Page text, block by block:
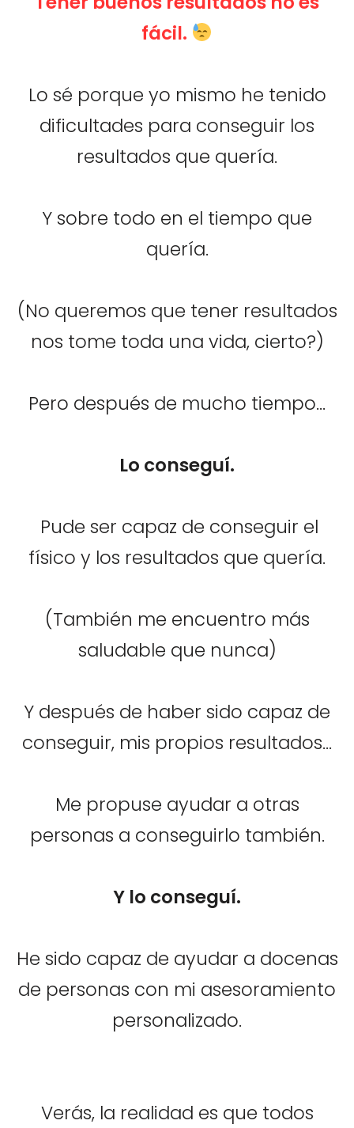
fácil.
Lo sé porque yo mismo he tenido
dificultades para conseguir los
resultados que quería.
Y sobre todo en el tiempo que
quería.
(No queremos que tener resultados
nos tome toda una vida, cierto?)
Pero después de mucho tiempo...
Lo conseguí.
Pude ser capaz de conseguir el
físico y los resultados que quería.
(También me encuentro más
saludable que nunca)
Y después de haber sido capaz de
conseguir, mis propios resultados...
Me propuse ayudar a otras
personas a conseguirlo también.
Y lo conseguí.
He sido capaz de ayudar a docenas
de personas con mi asesoramiento
personalizado.
Verás, la realidad es que todos